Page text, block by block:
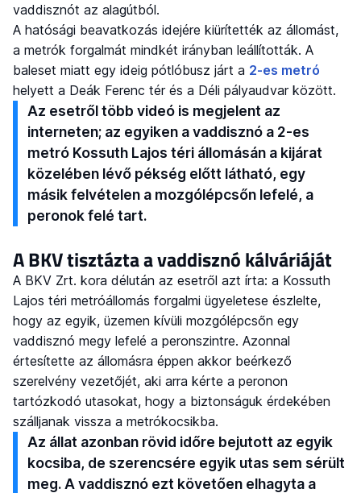
vaddisznót az alagútból.
A hatósági beavatkozás idejére kiürítették az állomást,
a metrók forgalmát mindkét irányban leállították. A
baleset miatt egy ideig pótlóbusz járt a 2-es metró
helyett a Deák Ferenc tér és a Déli pályaudvar között.
Az esetről több videó is megjelent az
interneten; az egyiken a vaddisznó a 2-es
metró Kossuth Lajos téri állomásán a kijárat
közelében lévő pékség előtt látható, egy
másik felvételen a mozgólépcsőn lefelé, a
peronok felé tart.
A BKV tisztázta a vaddisznó kálváriáját
A BKV Zrt. kora délután az esetről azt írta: a Kossuth
Lajos téri metróállomás forgalmi ügyeletese észlelte,
hogy az egyik, üzemen kívüli mozgólépcsőn egy
vaddisznó megy lefelé a peronszintre. Azonnal
értesítette az állomásra éppen akkor beérkező
szerelvény vezetőjét, aki arra kérte a peronon
tartózkodó utasokat, hogy a biztonságuk érdekében
szálljanak vissza a metrókocsikba.
Az állat azonban rövid időre bejutott az egyik
kocsiba, de szerencsére egyik utas sem sérült
meg. A vaddisznó ezt követően elhagyta a